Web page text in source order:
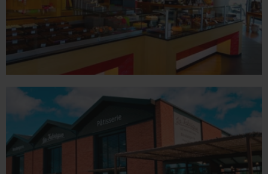
VALENCE
1 place du Champ de Mars - 26000 Valence
Tél. 04 75 60 90 28